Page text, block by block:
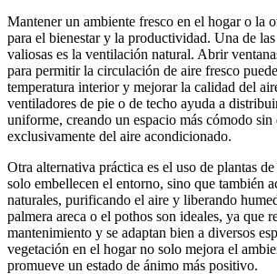
Mantener un ambiente fresco en el hogar o la
para el bienestar y la productividad. Una de
valiosas es la ventilación natural. Abrir
para permitir la circulación de aire fresco
temperatura interior y mejorar la calidad del
ventiladores de pie o de techo ayuda a
uniforme, creando un espacio más cómodo sin
exclusivamente del aire acondicionado.
Otra alternativa práctica es el uso de plantas
solo embellecen el entorno, sino que también
naturales, purificando el aire y liberando
palmera areca o el pothos son ideales, ya que
mantenimiento y se adaptan bien a diversos
vegetación en el hogar no solo mejora el
promueve un estado de ánimo más positivo.